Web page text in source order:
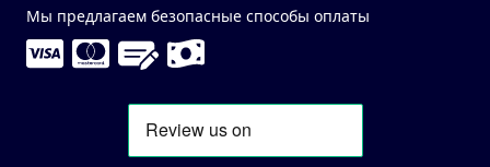
Мы предлагаем безопасные способы оплаты